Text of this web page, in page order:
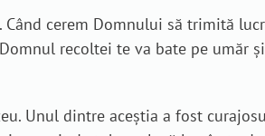
Când cerem Domnului să trimită
recoltei te va bate pe umăr
Unul dintre aceștia a fost